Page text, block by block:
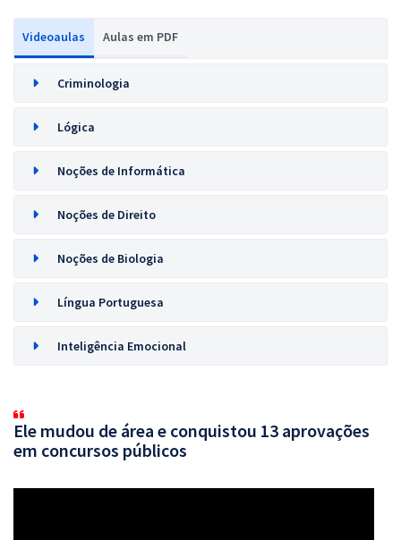
Videoaulas Aulas em PDF
Criminologia
Lógica
Noções de Informática
Noções de Direito
Noções de Biologia
Língua Portuguesa
Inteligência Emocional
Ele mudou de área e conquistou 13 aprovações
em concursos públicos